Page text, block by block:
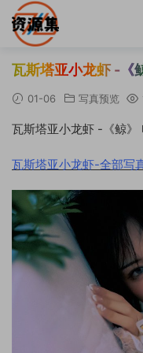
瓦斯塔亚小龙虾 -《
01-06 写真预览
瓦斯塔亚小龙虾 -《鲸
瓦斯塔亚小龙虾-全部写